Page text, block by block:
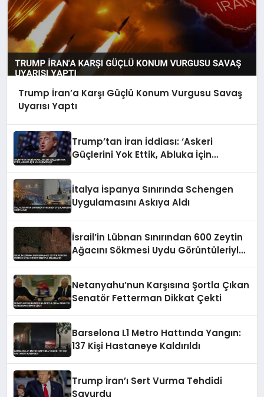
Trump İran’a Karşı Güçlü Konum Vurgusu Savaş
Uyarısı Yaptı
Trump’tan İran İddiası: ‘Askeri
Güçlerini Yok Ettik, Abluka İçin
İtalya İspanya Sınırında Schengen
Uygulamasını Askıya Aldı
İsrail’in Lübnan Sınırından 600 Zeytin
Ağacını Sökmesi Uydu Görüntüleriyle
Netanyahu’nun Karşısına Şortla Çıkan
Senatör Fetterman Dikkat Çekti
Barselona L1 Metro Hattında Yangın:
137 Kişi Hastaneye Kaldırıldı
Trump İran’ı Sert Vurma Tehdidi
Savurdu